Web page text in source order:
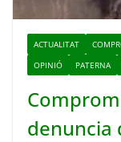
ACTUALITAT
OPINIÓ
PATERNA
denuncia